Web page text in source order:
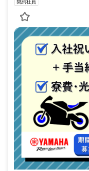
契約社員